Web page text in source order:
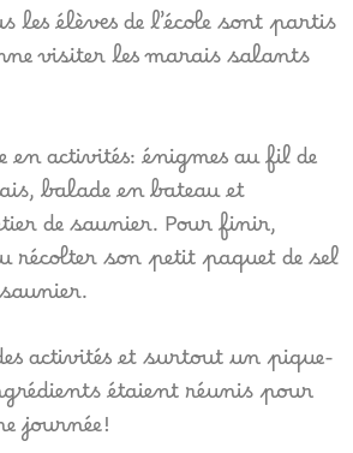
élèves de l’école sont partis
visiter les marais salants
en activités: énigmes au fil de
balade en bateau et
de saunier. Pour finir,
récolter son petit paquet de sel
activités et surtout un pique-
étaient réunis pour
journée!